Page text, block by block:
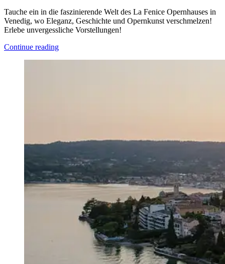
Tauche ein in die faszinierende Welt des La Fenice Opernhauses in
Venedig, wo Eleganz, Geschichte und Opernkunst verschmelzen!
Erlebe unvergessliche Vorstellungen!
Continue reading